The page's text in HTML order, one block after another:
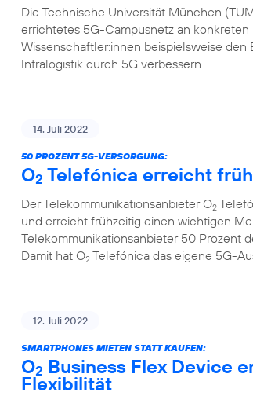
Die Technische Universität München
errichtetes 5G-Campusnetz an
Wissenschaftler:innen beispielsweise
Intralogistik durch 5G verbessern.
14. Juli 2022
50 PROZENT 5G-VERSORGUNG:
O2 Telefónica erreicht
Der Telekommunikationsanbieter O2
und erreicht frühzeitig einen wichtigen
Telekommunikationsanbieter 50 Prozent
Damit hat O2 Telefónica das eigene 5G-
12. Juli 2022
SMARTPHONES MIETEN STATT KAUFEN:
O2 Business Flex Device
Flexibilität